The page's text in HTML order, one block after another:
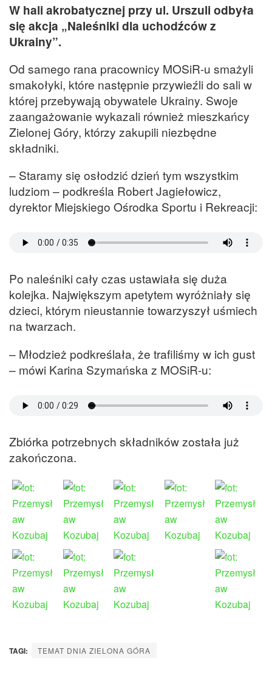
W hali akrobatycznej przy ul. Urszuli odbyła
się akcja „Naleśniki dla uchodźców z
Ukrainy”.
Od samego rana pracownicy MOSiR-u smażyli
smakołyki, które następnie przywieźli do sali w
której przebywają obywatele Ukrainy. Swoje
zaangażowanie wykazali również mieszkańcy
Zielonej Góry, którzy zakupili niezbędne
składniki.
– Staramy się osłodzić dzień tym wszystkim
ludziom – podkreśla Robert Jagiełowicz,
dyrektor Miejskiego Ośrodka Sportu i Rekreacji:
Po naleśniki cały czas ustawiała się duża
kolejka. Największym apetytem wyróżniały się
dzieci, którym nieustannie towarzyszył uśmiech
na twarzach.
– Młodzież podkreślała, że trafiliśmy w ich gust
– mówi Karina Szymańska z MOSiR-u:
Zbiórka potrzebnych składników została już
zakończona.
TAGI: TEMAT DNIA ZIELONA GÓRA